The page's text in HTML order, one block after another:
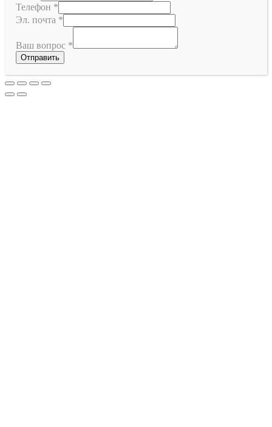
Телефон *
Эл. почта *
Ваш вопрос *
Отправить